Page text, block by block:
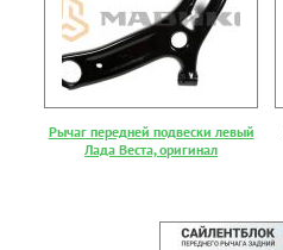
Рычаг передней подвески левый
Лада Веста, оригинал